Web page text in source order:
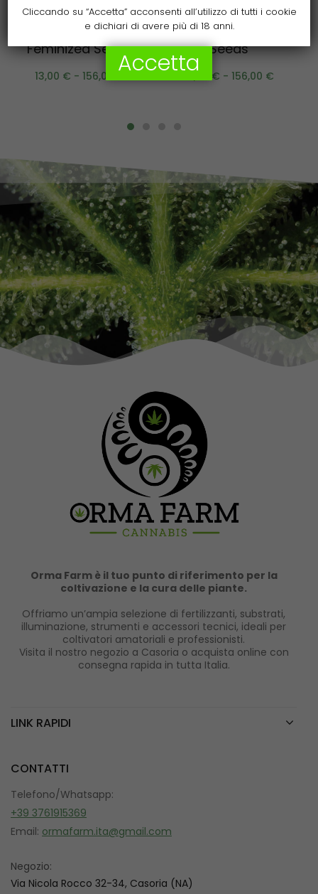
Forbidden Mochi
Feminized Seeds
13,00 € - 156,00
Granny’s Home Fem
Seeds
€ - 156,00 €
Orma Farm è il tuo punto di riferimento per la
coltivazione e la cura delle piante.
Offriamo un’ampia selezione di fertilizzanti, substrati,
illuminazione, strumenti e accessori tecnici, ideali per
coltivatori amatoriali e professionisti.
Visita il nostro negozio a Casoria o acquista online con
consegna rapida in tutta Italia.
LINK RAPIDI
CONTATTI
Telefono/Whatsapp:
+39 3761915369
Email: ormafarm.ita@gmail.com
Negozio:
Via Nicola Rocco 32-34, Casoria (NA)
Cliccando su “Accetta” acconsenti all’utilizzo di tutti i cookie
e dichiari di avere più di 18 anni.
Accetta